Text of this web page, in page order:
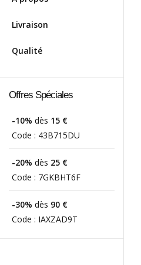
Livraison
Qualité
Offres Spéciales
-10% dès 15 €
Code : 43B715DU
-20% dès 25 €
Code : 7GKBHT6F
-30% dès 90 €
Code : IAXZAD9T